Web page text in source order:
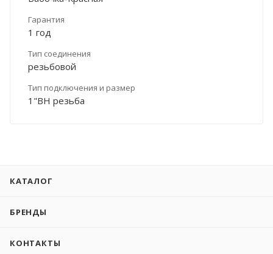
Гарантия
1 год
Тип соединения
резьбовой
Тип подключения и размер
1"ВН резьба
КАТАЛОГ
БРЕНДЫ
КОНТАКТЫ